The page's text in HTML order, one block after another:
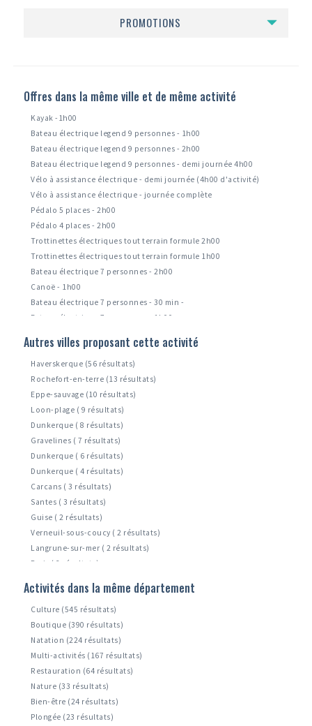
PROMOTIONS
Offres dans la même ville et de même activité
Kayak -1h00
Bateau électrique legend 9 personnes - 1h00
Bateau électrique legend 9 personnes - 2h00
Bateau électrique legend 9 personnes - demi journée 4h00
Vélo à assistance électrique - demi journée (4h00 d'activité)
Vélo à assistance électrique - journée complète
Pédalo 5 places - 2h00
Pédalo 4 places - 2h00
Trottinettes électriques tout terrain formule 2h00
Trottinettes électriques tout terrain formule 1h00
Bateau électrique 7 personnes - 2h00
Canoë - 1h00
Bateau électrique 7 personnes - 30 min -
Bateau électrique 7 personnes - 1h00
Bateau électrique 5 personnes - - 1h00 - -
Autres villes proposant cette activité
Haverskerque (56 résultats)
Rochefort-en-terre (13 résultats)
Eppe-sauvage (10 résultats)
Loon-plage ( 9 résultats)
Dunkerque ( 8 résultats)
Gravelines ( 7 résultats)
Dunkerque ( 6 résultats)
Dunkerque ( 4 résultats)
Carcans ( 3 résultats)
Santes ( 3 résultats)
Guise ( 2 résultats)
Verneuil-sous-coucy ( 2 résultats)
Langrune-sur-mer ( 2 résultats)
Paris ( 2 résultats)
Leffrinckoucke ( 1 résultats)
Activités dans la même département
Culture (545 résultats)
Boutique (390 résultats)
Natation (224 résultats)
Multi-activités (167 résultats)
Restauration (64 résultats)
Nature (33 résultats)
Bien-être (24 résultats)
Plongée (23 résultats)